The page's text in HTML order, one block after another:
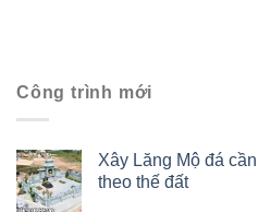
Công trình mới
Xây Lăng Mộ đá
theo thế đất